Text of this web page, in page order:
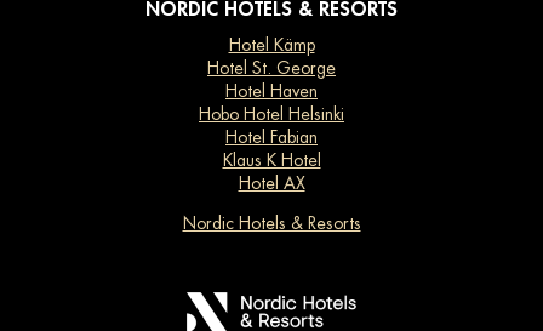
NORDIC HOTELS & RESORTS
Hotel Kämp
Hotel St. George
Hotel Haven
Hobo Hotel Helsinki
Hotel Fabian
Klaus K Hotel
Hotel AX
Nordic Hotels & Resorts